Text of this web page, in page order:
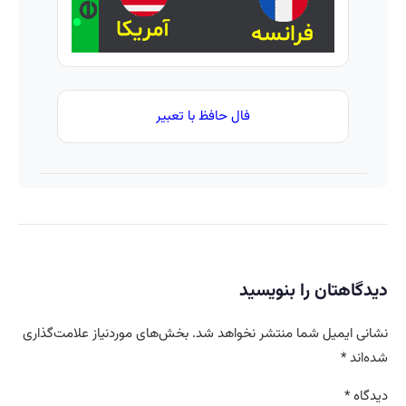
فال حافظ با تعبیر
دیدگاهتان را بنویسید
نشانی ایمیل شما منتشر نخواهد شد. بخش‌های موردنیاز علامت‌گذاری
شده‌اند*
دیدگاه*